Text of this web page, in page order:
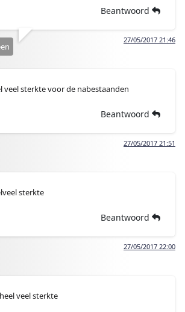
Beantwoord
27/05/2017 21:46
veel sterkte voor de nabestaanden
Beantwoord
27/05/2017 21:51
sterkte
Beantwoord
27/05/2017 22:00
veel sterkte